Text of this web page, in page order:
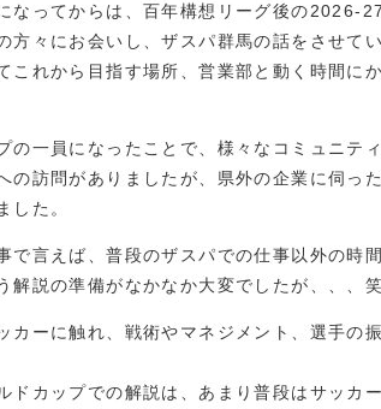
なってからは、百年構想リーグ後の2026-
方々にお会いし、ザスパ群馬の話をさせて
これから目指す場所、営業部と動く時間に
の一員になったことで、様々なコミュニテ
の訪問がありましたが、県外の企業に伺っ
した。
で言えば、普段のザスパでの仕事以外の
解説の準備がなかなか大変でしたが、、、笑
カーに触れ、戦術やマネジメント、選手の
ドカップでの解説は、あまり普段はサッカ